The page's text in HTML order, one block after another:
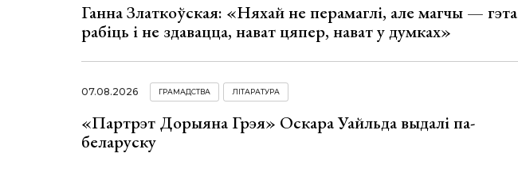
Ганна Златкоўская: «Няхай не перамаглі, але магчы — гэта
рабіць і не здавацца, нават цяпер, нават у думках»
07.08.2026 ГРАМАДСТВА ЛІТАРАТУРА
«Партрэт Дорыяна Грэя» Оскара Уайльда выдалі па-
беларуску